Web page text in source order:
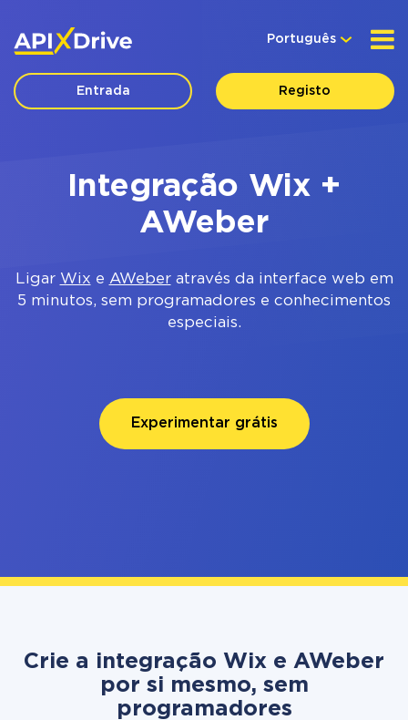
Português
Entrada Registo
Integração Wix +
AWeber
Ligar Wix e AWeberatravés da interface web em
5 minutos, sem programadores e conhecimentos
especiais.
Experimentar grátis
Crie a integração Wix e AWeber
por si mesmo, sem
programadores